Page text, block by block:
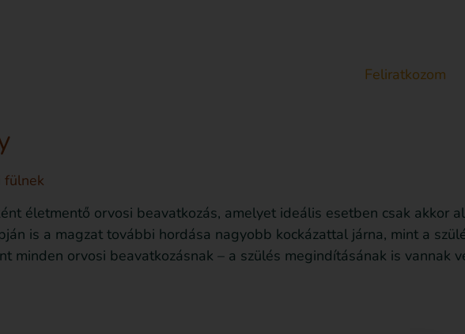
Feliratkozom
fülnek
életmentő orvosi beavatkozás, amelyet ideális esetben csak akkor
is a magzat további hordása nagyobb kockázattal járna, mint a
minden orvosi beavatkozásnak – a szülés megindításának is vannak